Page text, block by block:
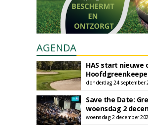
AGENDA
HAS start nieuwe
donderdag 24 september
Save the Date:
woensdag 2
woensdag 2 december